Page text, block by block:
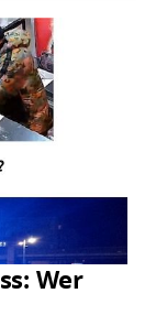
Wer